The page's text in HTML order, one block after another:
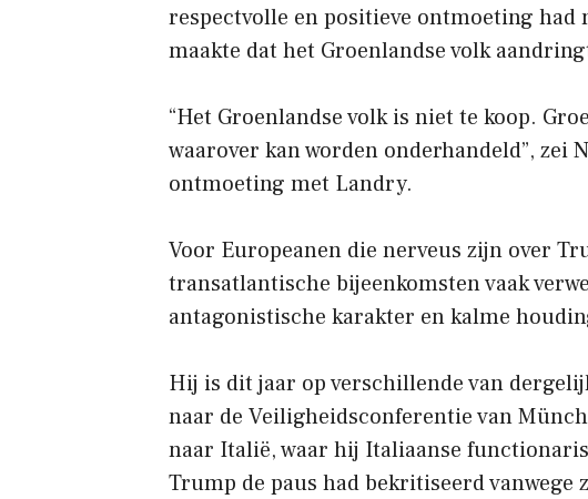
respectvolle en positieve ontmoeting
maakte dat het Groenlandse volk
“Het Groenlandse volk is niet te koop.
waarover kan worden onderhandeld”, zei
ontmoeting met Landry.
Voor Europeanen die nerveus zijn over
transatlantische bijeenkomsten vaak
antagonistische karakter en kalme
Hij is dit jaar op verschillende van
naar de Veiligheidsconferentie van
naar Italië, waar hij Italiaanse
Trump de paus had bekritiseerd